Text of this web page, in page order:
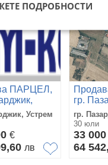
ПАРЦЕЛ,
Устрем
€
лв
гр.
Устрем
гр.
30 юли
33 000
64
ПОДРОБНОСТИ